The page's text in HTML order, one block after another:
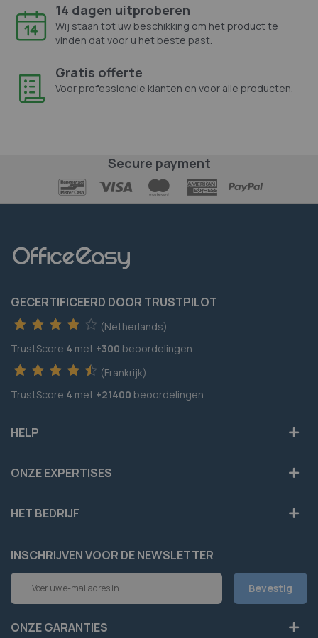
14 dagen uitproberen
Wij staan tot uw beschikking om het product te
vinden dat voor u het beste past.
Gratis offerte
Voor professionele klanten en voor alle producten.
Secure payment
GECERTIFICEERD DOOR TRUSTPILOT
(Netherlands)
TrustScore 4 met +300 beoordelingen
(Frankrijk)
TrustScore 4 met +21400 beoordelingen
HELP
ONZE EXPERTISES
HET BEDRIJF
INSCHRIJVEN VOOR DE NEWSLETTER
Abonneer
op
onze
Bevestig
ONZE GARANTIES